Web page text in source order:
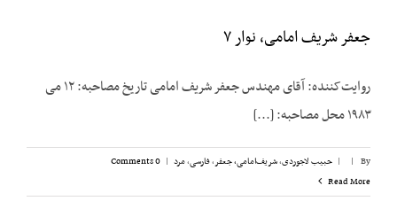
جعفر شریف امامی، نوار ۷
روایت‌کننده: آقای مهندس جعفر شریف امامی تاریخ مصاحبه: ۱۲ می
۱۹۸۳ محل مصاحبه: [...]
By
|
| حبیب لاجوردی,شریف‌امامی، جعفر,فارسی,مرد |
0 Comments
Read More